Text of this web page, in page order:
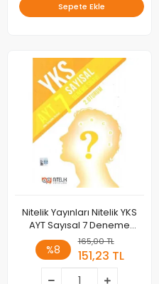
Sepete Ekle
Nitelik Yayınları Nitelik YKS
AYT Sayısal 7 Deneme
Sınavı 2. Oturum
%8
165,00 TL
151,23 TL